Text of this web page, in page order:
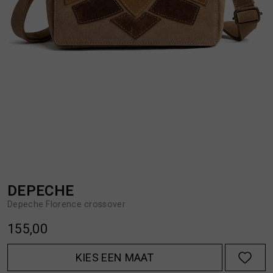
BROEKEN
JASSEN
DEPECHE
Depeche Florence crossover
155,00
KIES EEN MAAT